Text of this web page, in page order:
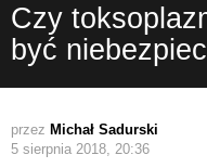
Czy
być
przez Michał Sadurski
5 sierpnia 2018, 20:36